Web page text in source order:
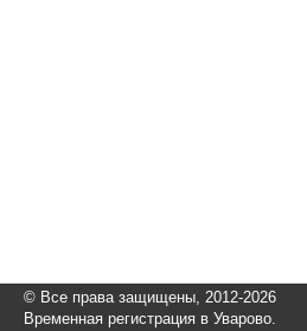
© Все права защищены, 2012-2026
Временная регистрация в Уварово.